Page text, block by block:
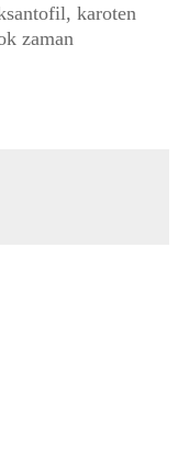
karoten
zaman